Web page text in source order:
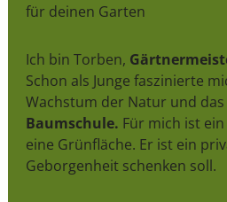
für deinen Garten
Ich bin Torben,
Schon als Junge faszinierte
Wachstum der Natur und das
Baumschule. Für mich ist
eine Grünfläche. Er ist ein
Geborgenheit schenken soll.